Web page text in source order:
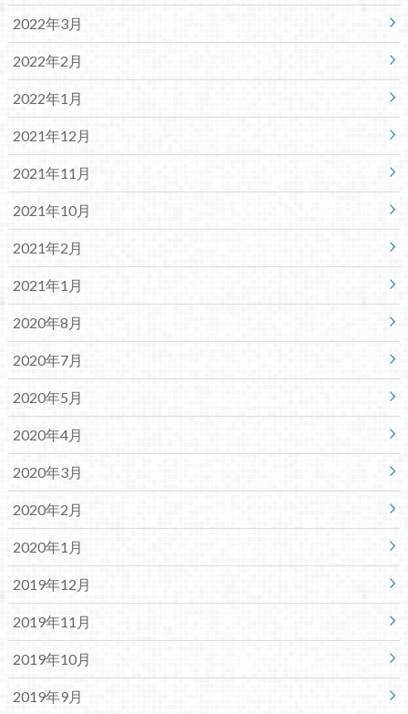
2022年3月
2022年2月
2022年1月
2021年12月
2021年11月
2021年10月
2021年2月
2021年1月
2020年8月
2020年7月
2020年5月
2020年4月
2020年3月
2020年2月
2020年1月
2019年12月
2019年11月
2019年10月
2019年9月